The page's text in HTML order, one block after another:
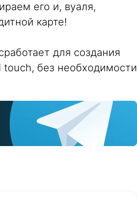
его и, вуаля,
карте!
для создания
touch, без необходимости